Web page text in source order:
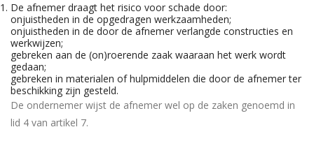
De afnemer draagt het risico voor schade door:
onjuistheden in de opgedragen werkzaamheden;
onjuistheden in de door de afnemer verlangde constructies en
werkwijzen;
gebreken aan de (on)roerende zaak waaraan het werk wordt
gedaan;
gebreken in materialen of hulpmiddelen die door de afnemer ter
beschikking zijn gesteld.
De ondernemer wijst de afnemer wel op de zaken genoemd in
lid 4 van artikel 7.